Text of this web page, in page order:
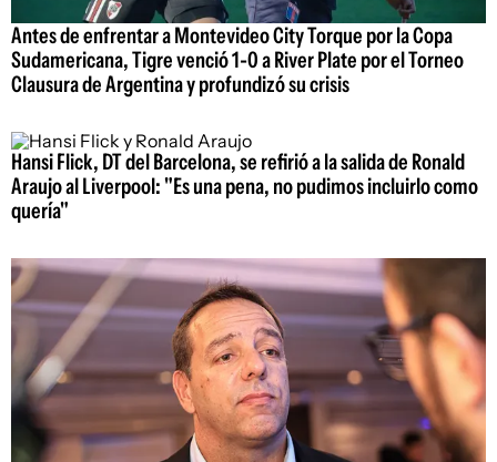
Antes de enfrentar a Montevideo City Torque por la Copa
Sudamericana, Tigre venció 1-0 a River Plate por el Torneo
Clausura de Argentina y profundizó su crisis
Hansi Flick, DT del Barcelona, se refirió a la salida de Ronald
Araujo al Liverpool: "Es una pena, no pudimos incluirlo como
quería"